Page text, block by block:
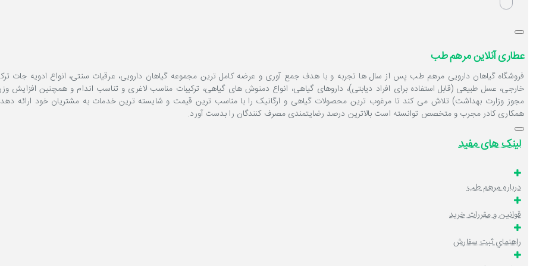
عطاری آنلاین مرهم طب
فروشگاه گیاهان دارویی مرهم طب پس از سال ها تجربه و با هدف جمع آوری و عرضه کامل ترین مجموعه گیاهان دارویی، عرقیات سنتی، انواع ادویه جات
خارجی، عسل طبیعی (قابل استفاده برای افراد دیابتی)، داروهای گیاهی، انواع دمنوش های گیاهی، ترکیبات مناسب لاغری و تناسب اندام و همچنین افزایش
مجوز وزارت بهداشت) تلاش می کند تا مرغوب ترین محصولات گیاهی و ارگانیک را با مناسب ترین قیمت و شایسته ترین خدمات به مشتریان خود ارائه
همکاری کادر مجرب و متخصص توانسته است بالاترین درصد رضایتمندی مصرف کنندگان را بدست آورد.
لینک های مفید
درباره مرهم طب
قوانين و مقررات خرید
راهنماي ثبت سفارش